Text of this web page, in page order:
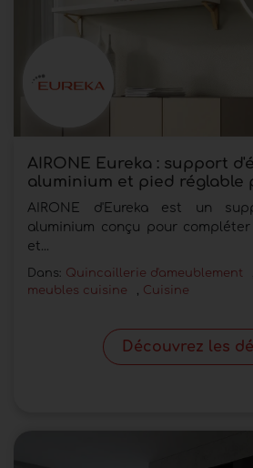
AIRONE Eureka : support
aluminium et pied réglable
AIRONE d'Eureka est un
aluminium conçu pour
et...
Dans: Quincaillerie d'ameublement
meubles cuisine
Cuisine
Découvrez les